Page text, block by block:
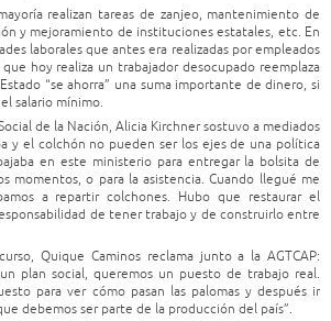
realizan tareas de zanjeo, mantenimiento de
y mejoramiento de instituciones estatales, etc. En
laborales que antes era realizadas por empleados
hoy realiza un trabajador desocupado reemplaza
“se ahorra” una suma importante de dinero, si
salario mínimo.
de la Nación, Alicia Kirchner sostuvo a mediados
y el colchón no pueden ser los ejes de una política
en este ministerio para entregar la bolsita de
momentos, o para la asistencia. Cuando llegué me
a repartir colchones. Hubo que restaurar el
de tener trabajo y de construirlo entre
Quique Caminos reclama junto a la AGTCAP:
plan social, queremos un puesto de trabajo real.
para ver cómo pasan las palomas y después ir
debemos ser parte de la producción del país”.